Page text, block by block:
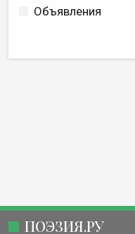
Объявления
ПОЭЗИЯ.РУ